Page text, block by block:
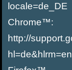
locale=de_DE
Chrome™:
http://